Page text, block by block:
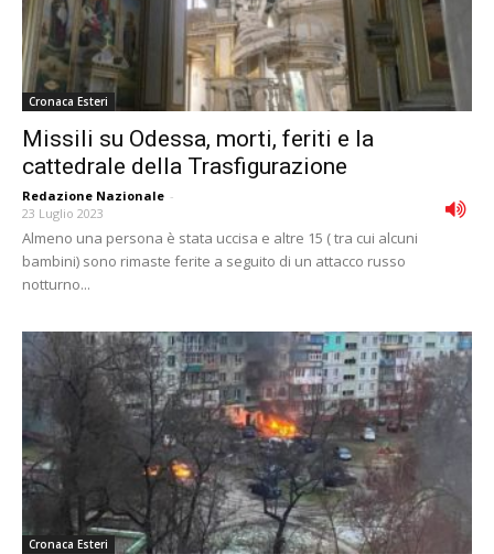
Cronaca Esteri
Missili su Odessa, morti, feriti e la
cattedrale della Trasfigurazione
Redazione Nazionale -
23 Luglio 2023
Almeno una persona è stata uccisa e altre 15 ( tra cui alcuni
bambini) sono rimaste ferite a seguito di un attacco russo
notturno...
Cronaca Esteri